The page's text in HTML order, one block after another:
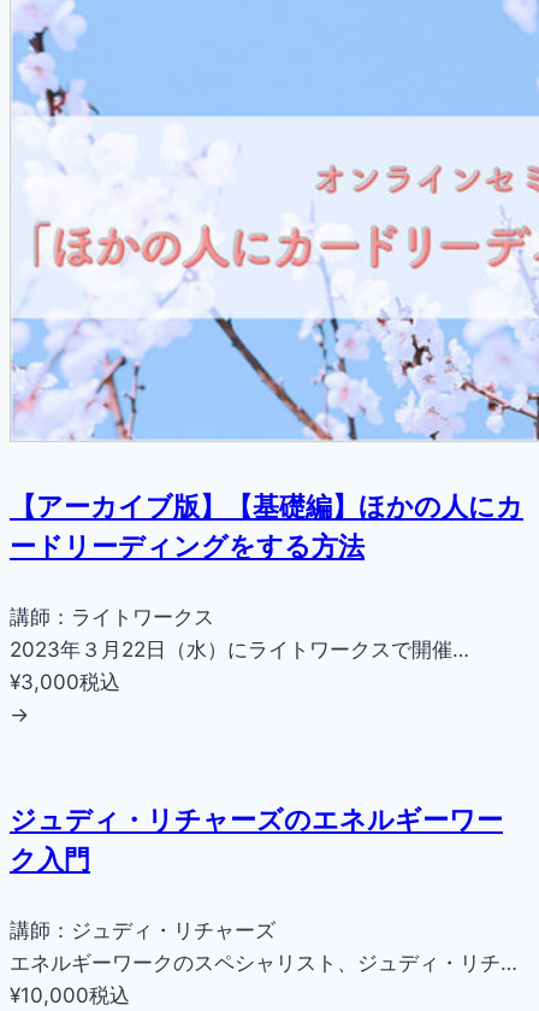
【アーカイブ版】【基礎編】ほかの人にカ
ードリーディングをする方法
講師：ライトワークス
2023年３月22日（水）にライトワークスで開催…
¥3,000税込
→
ジュディ・リチャーズのエネルギーワー
ク入門
講師：ジュディ・リチャーズ
エネルギーワークのスペシャリスト、ジュディ・リチ…
¥10,000税込